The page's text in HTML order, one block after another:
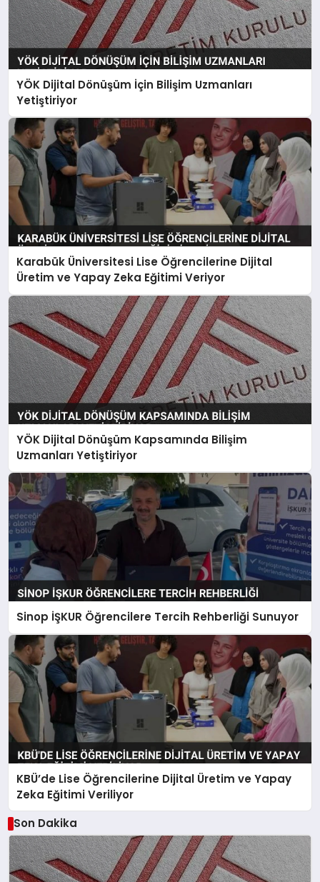
YÖK Dijital Dönüşüm İçin Bilişim Uzmanları
Yetiştiriyor
Karabük Üniversitesi Lise Öğrencilerine Dijital
Üretim ve Yapay Zeka Eğitimi Veriyor
YÖK Dijital Dönüşüm Kapsamında Bilişim
Uzmanları Yetiştiriyor
Sinop İŞKUR Öğrencilere Tercih Rehberliği Sunuyor
KBÜ’de Lise Öğrencilerine Dijital Üretim ve Yapay
Zeka Eğitimi Veriliyor
Son Dakika